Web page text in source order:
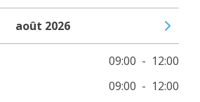
août 2026 Voir le
09:00 - 12:00
09:00 - 12:00